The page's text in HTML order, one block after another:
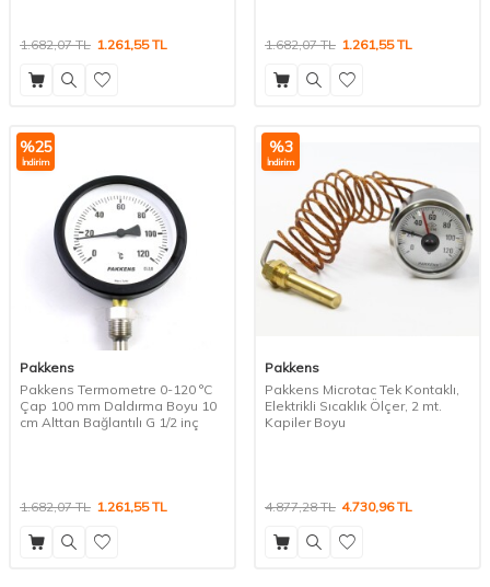
1.682,07TL 1.261,55TL 1.682,07TL 1.261,55TL
%25
İndirim
Pakkens
Pakkens Termometre 0-120 °C
Çap 100 mm Daldırma Boyu 10
cm Alttan Bağlantılı G 1/2 inç
1.682,07TL 1.261,55TL
%3
İndirim
Pakkens
Pakkens Microtac Tek Kontaklı,
Elektrikli Sıcaklık Ölçer, 2 mt.
Kapiler Boyu
4.877,28TL 4.730,96TL